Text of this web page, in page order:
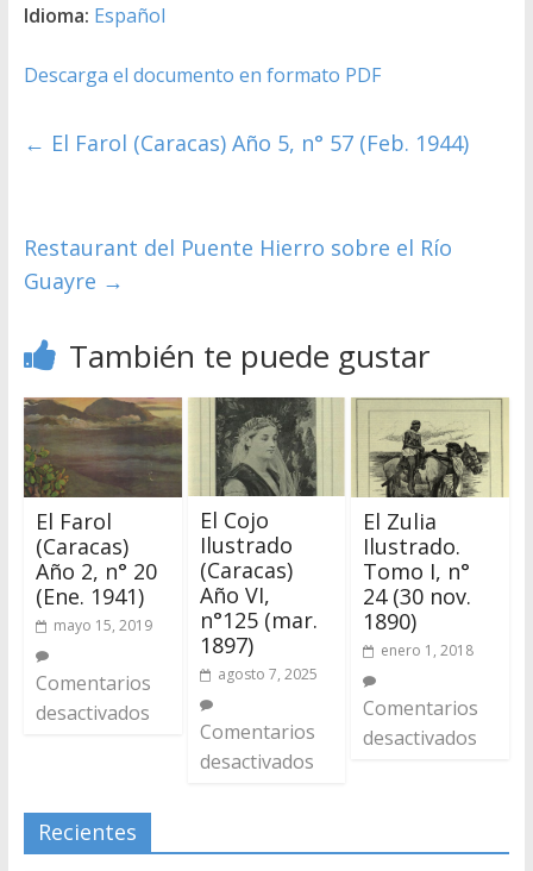
Idioma: Español
Descarga el documento en formato PDF
← El Farol (Caracas) Año 5, n° 57 (Feb. 1944)
Restaurant del Puente Hierro sobre el Río
Guayre →
También te puede gustar
El Farol
(Caracas)
Año 2, n° 20
(Ene. 1941)
mayo 15, 2019
Comentarios
desactivados
El Cojo
Ilustrado
(Caracas)
Año VI,
n°125 (mar.
1897)
agosto 7, 2025
Comentarios
desactivados
El Zulia
Ilustrado.
Tomo I, n°
24 (30 nov.
1890)
enero 1, 2018
Comentarios
desactivados
Recientes